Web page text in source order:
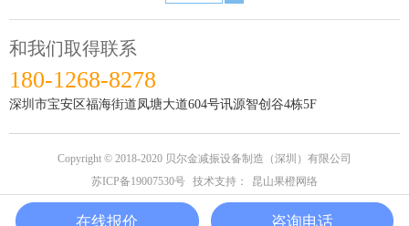
和我们取得联系
180-1268-8278
深圳市宝安区福海街道凤塘大道604号讯源智创谷4栋5F
Copyright © 2018-2020 贝尔金减振设备制造（深圳）有限公司
苏ICP备19007530号 技术支持： 昆山果橙网络
在线报价 咨询电话